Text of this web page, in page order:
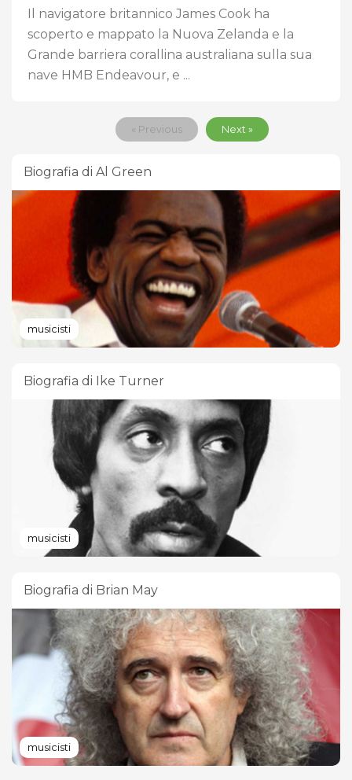
Il navigatore britannico James Cook ha
scoperto e mappato la Nuova Zelanda e la
Grande barriera corallina australiana sulla sua
nave HMB Endeavour, e ...
« Previous Next »
Biografia di Al Green
musicisti
Biografia di Ike Turner
musicisti
Biografia di Brian May
musicisti